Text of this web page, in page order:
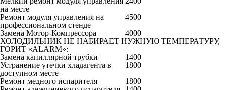
на месте
Ремонт модуля управления на
профессиональном стенде
4500
Замена Мотор-Компрессора
4000
ХОЛОДИЛЬНИК НЕ НАБИРАЕТ НУЖНУЮ ТЕМПЕРАТУРУ,
ГОРИТ «ALARM»:
Замена капиллярной трубки
1400
Устранение утечки хладагента в
доступном месте
1800
Ремонт медного испарителя
1800